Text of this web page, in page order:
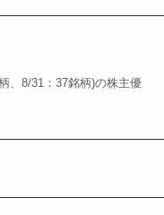
、8/31：37銘柄)の株主優